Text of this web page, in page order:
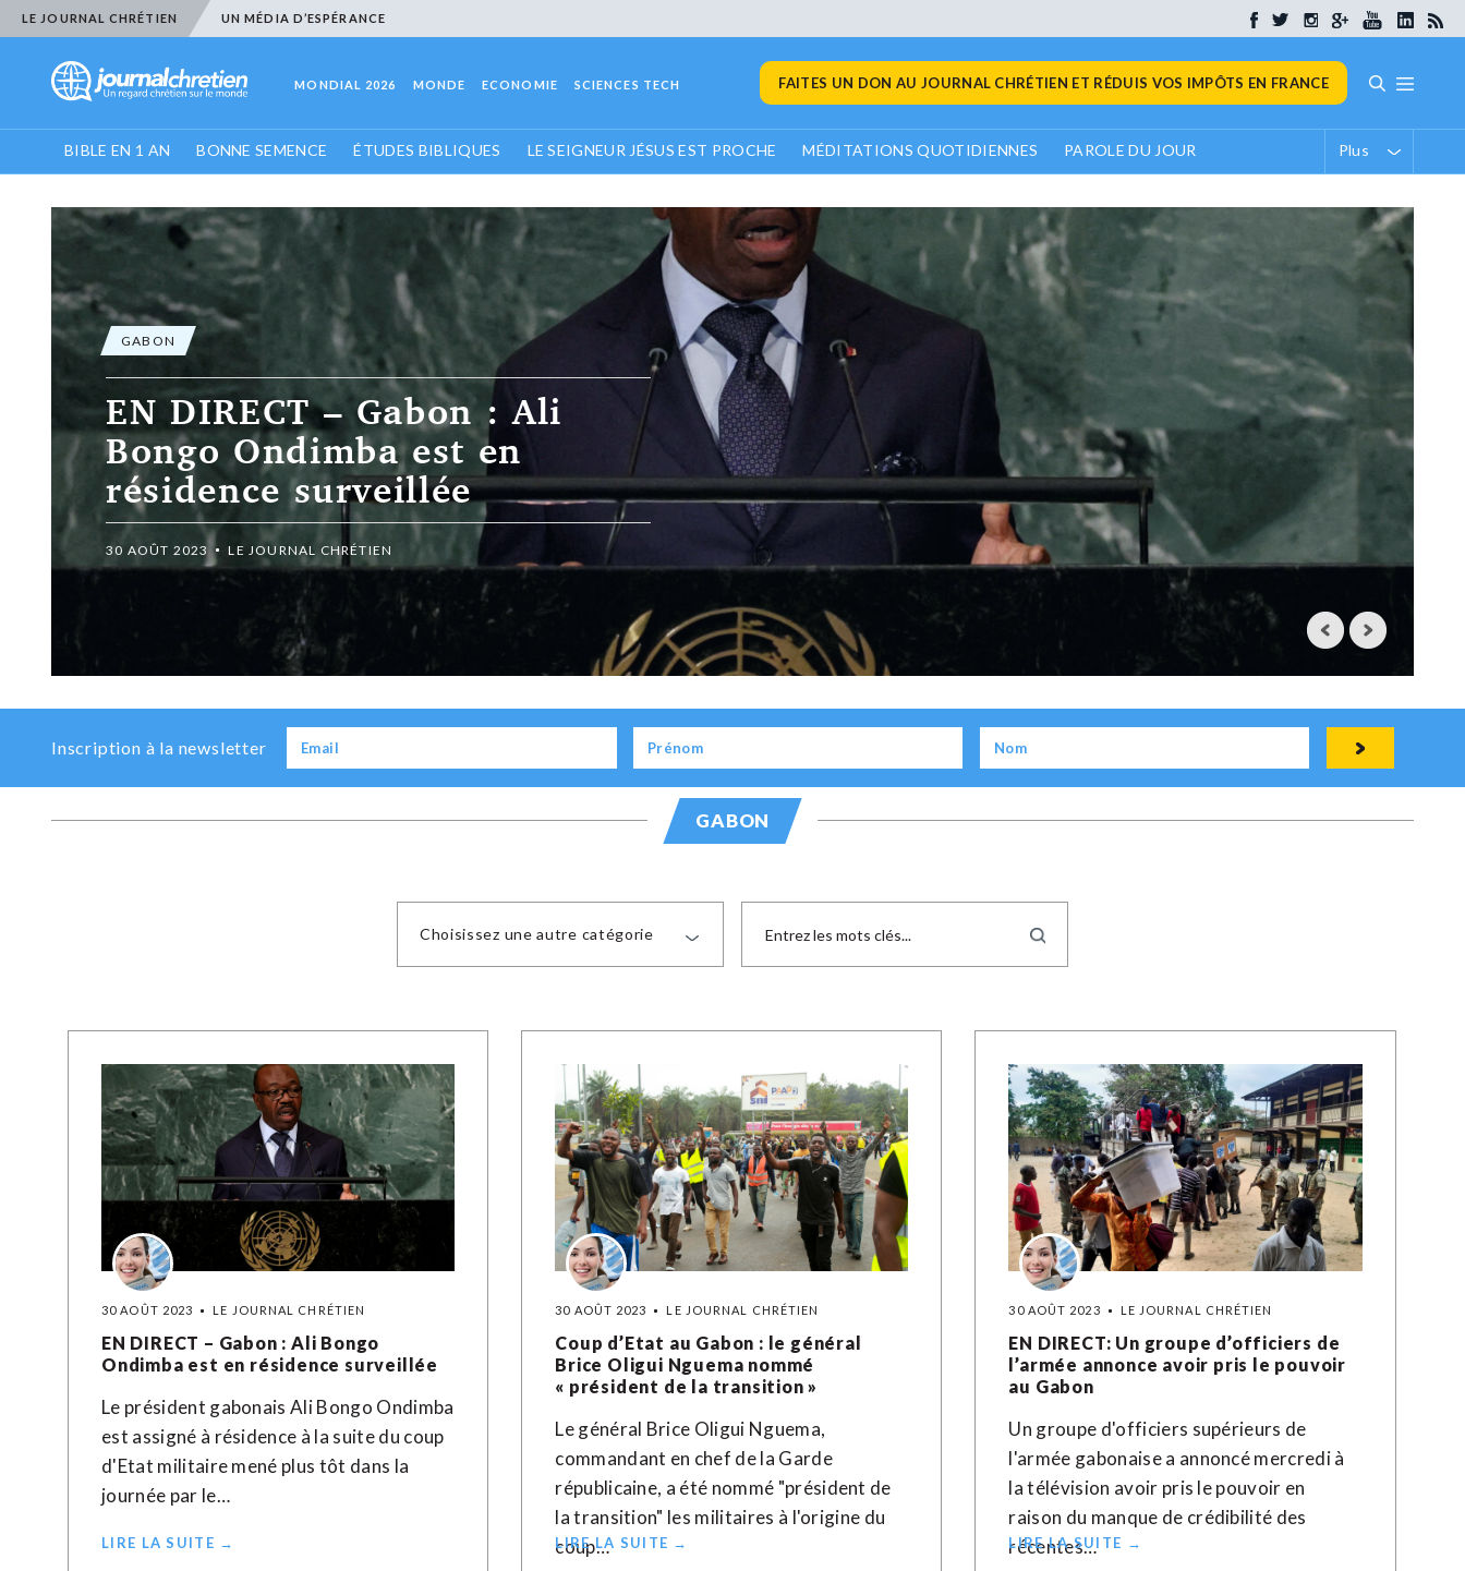
LE JOURNAL CHRÉTIEN UN MÉDIA D’ESPÉRANCE
MONDIAL 2026 MONDE ECONOMIE SCIENCES TECH FAITES UN DON AU JOURNAL CHRÉTIEN ET RÉDUIS VOS IMPÔTS EN FRANCE
BIBLE EN 1 AN BONNE SEMENCE ÉTUDES BIBLIQUES LE SEIGNEUR JÉSUS EST PROCHE MÉDITATIONS QUOTIDIENNES PAROLE DU JOUR Plus
GABON
EN DIRECT – Gabon : Ali
Bongo Ondimba est en
résidence surveillée
30 AOÛT 2023 LE JOURNAL CHRÉTIEN
Previous
Next
Inscription à la newsletter
GABON
Choisissez une autre catégorie
30 AOÛT 2023 LE JOURNAL CHRÉTIEN
EN DIRECT – Gabon : Ali Bongo
Ondimba est en résidence surveillée
Le président gabonais Ali Bongo Ondimba
est assigné à résidence à la suite du coup
d'Etat militaire mené plus tôt dans la
journée par le…
LIRE LA SUITE →
30 AOÛT 2023 LE JOURNAL CHRÉTIEN
Coup d’Etat au Gabon : le général
Brice Oligui Nguema nommé
« président de la transition »
Le général Brice Oligui Nguema,
commandant en chef de la Garde
républicaine, a été nommé "président de
la transition" les militaires à l'origine du
coup…
LIRE LA SUITE →
30 AOÛT 2023 LE JOURNAL CHRÉTIEN
EN DIRECT: Un groupe d’officiers de
l’armée annonce avoir pris le pouvoir
au Gabon
Un groupe d'officiers supérieurs de
l'armée gabonaise a annoncé mercredi à
la télévision avoir pris le pouvoir en
raison du manque de crédibilité des
récentes…
LIRE LA SUITE →